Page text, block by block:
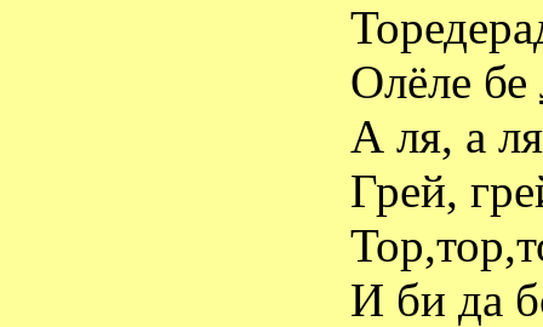
Олёле бе
А ля, а
Грей,
И би да